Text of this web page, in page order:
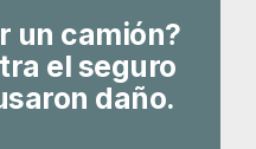
un camión?
el seguro
daño.